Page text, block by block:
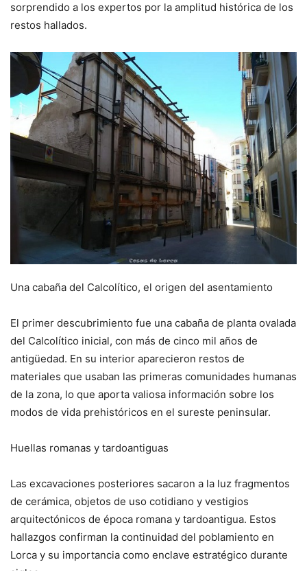
sorprendido a los expertos por la amplitud histórica de los
restos hallados.
Una cabaña del Calcolítico, el origen del asentamiento
El primer descubrimiento fue una cabaña de planta ovalada
del Calcolítico inicial, con más de cinco mil años de
antigüedad. En su interior aparecieron restos de
materiales que usaban las primeras comunidades humanas
de la zona, lo que aporta valiosa información sobre los
modos de vida prehistóricos en el sureste peninsular.
Huellas romanas y tardoantiguas
Las excavaciones posteriores sacaron a la luz fragmentos
de cerámica, objetos de uso cotidiano y vestigios
arquitectónicos de época romana y tardoantigua. Estos
hallazgos confirman la continuidad del poblamiento en
Lorca y su importancia como enclave estratégico durante